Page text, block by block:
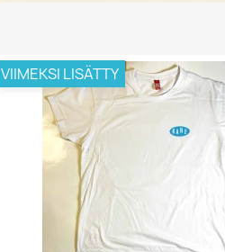
VIIMEKSI LISÄTTY